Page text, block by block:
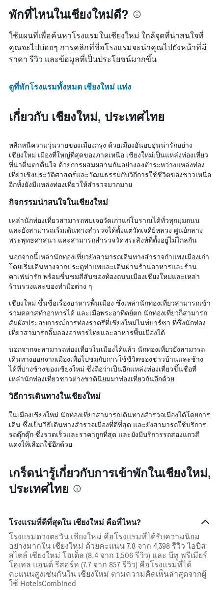
พักที่ไหนในเชียงใหม่ดี?
ใช้แผนที่เพื่อค้นหาโรงแรมในเชียงใหม่ ใกล้จุดที่น่าสนใจที่
คุณจะไปบ่อยๆ การคลิกที่ชื่อโรงแรมจะนำคุณไปยังหน้าที่มี
ราคา รีวิว และข้อมูลที่เป็นประโยชน์มากขึ้น
ดูที่พักโรงแรมทั้งหมด เชียงใหม่ แห่ง
เกี่ยวกับ เชียงใหม่, ประเทศไทย
หลีกหนีความวุ่นวายของเมืองกรุง ด้วยเมืองอันอบอุ่นน่ารักอย่าง
เชียงใหม่ เมืองที่ใหญ่ที่สุดของภาคเหนือ เชียงใหม่เป็นแหล่งท่องเที่ยว
ที่น่าตื่นตาตื่นใจ ด้วยการผสมผสานกันอย่างลงตัวระหว่างแหล่งท่อง
เที่ยวเชิงประวัติศาสตร์และวัฒนธรรมกับวิถีการใช้ชีวิตของชาวเหนือ
อีกทั้งยังมีแหล่งท่องเที่ยวให้สำรวจมากมาย
กิจกรรมน่าสนใจในเชียงใหม่
เหล่านักท่องเที่ยวสามารถพบเจอวัดเก่าแก่โบราณได้ทั่วทุกมุมถนน
และยังสามารถเริ่มเดินทางสำรวจได้ตั้งแต่วัดเจดีย์หลวง ศูนย์กลาง
พระพุทธศาสนา และสามารถสำรวจวัดพระสิงห์ที่ตั้งอยู่ไม่ไกลกัน
นอกจากนี้เหล่านักท่องเที่ยวยังสามารถเดินทางสำรวจกำแพงเมืองเก่า
โดยเริ่มเดินทางจากประตูท่าแพและเดินผ่านร้านอาหารและร้าน
คาเฟ่น่ารัก พร้อมชื่นชมสีสันของท้องถนนเมืองเชียงใหม่และเหล่า
ร้านรวงและของทำมือต่าง ๆ
เชียงใหม่ ขึ้นชื่อเรื่องอาหารพื้นเมือง ซึ่งเหล่านักท่องเที่ยวสามารถเข้า
ร่วมคลาสทำอาหารได้ และเมื่อพระอาทิตย์ตก นักท่องเที่ยวก็สามารถ
สัมผัสประสบการณ์การท่องราตรีที่เชียงใหม่ไนท์บาร์ซา ที่ซึ่งนักท่อง
เที่ยวสามารถลิ้มลองอาหารไทยและอาหารพื้นเมืองได้
นอกจากจะสามารถท่องเที่ยวในเมืองได้แล้ว นักท่องเที่ยวยังสามารถ
เดินทางออกจากเมืองเพื่อไปชมกับการใช้ชีวิตของชาวบ้านและช้าง
ได้ที่ปางช้างของเชียงใหม่ ซึ่งถือว่าเป็นอีกแหล่งท่องเที่ยวขึ้นชื่อที่
เหล่านักท่องเที่ยวชาวต่างชาตินิยมมาท่องเที่ยวกันอีกด้วย
วิธีการเดินทางในเชียงใหม่
ในเมืองเชียงใหม่ นักท่องเที่ยวสามารถเดินทางสำรวจเมืองได้โดยการ
เดิน ซึ่งเป็นวิธีเดินทางสำรวจเมืองที่ดีที่สุด และยังสามารถใช้บริการ
รถตุ๊กตุ๊ก ซึ่งรวดเร็วและราคาถูกที่สุด และยังมีบริการรถสองแถวสี
แดงให้เลือกใช้อีกด้วย
เกร็ดน่ารู้เกี่ยวกับการเข้าพักในเชียงใหม่,
ประเทศไทย
โรงแรมที่ดีที่สุดใน เชียงใหม่ คือที่ไหน?
โรงแรมดวงตะวัน เชียงใหม่ คือโรงแรมที่ได้รับความนิยม
อย่างมากใน เชียงใหม่ ด้วยคะแนน 7.8 จาก 4,398 รีวิว ไอบิส
สไตล์ เชียงใหม่ โฮเต็ล (8.4 จาก 1,506 รีวิว) และ บีทู พรีเมียร์
โฮเทล แอนด์ รีสอร์ท (7.7 จาก 857 รีวิว) คือโรงแรมที่ได้
คะแนนสูงเช่นกันใน เชียงใหม่ ตามความคิดเห็นล่าสุดจากผู้
ใช้ HotelsCombined